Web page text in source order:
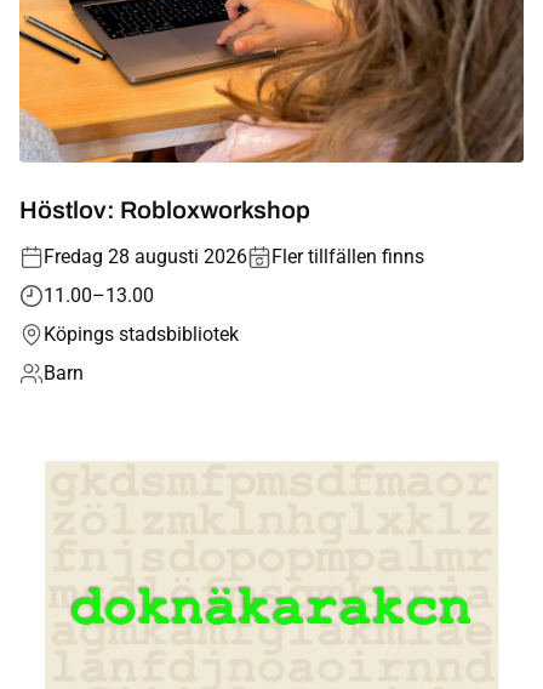
Höstlov: Robloxworkshop
Fredag 28 augusti 2026
Fler tillfällen finns
11.00–13.00
Köpings stadsbibliotek
Barn